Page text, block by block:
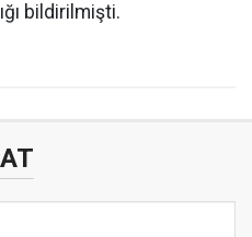
bildirilmişti.